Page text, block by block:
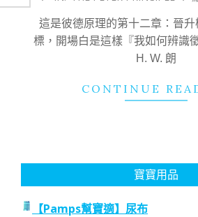
11
這是彼德原理的第十二章：晉
標，開場白是這樣『我如何辨識
H. W. 朗
CONTINUE
寶寶用品
【Pamps幫寶適】尿布